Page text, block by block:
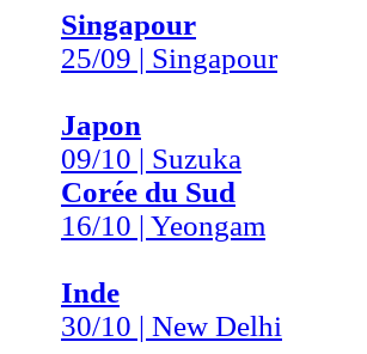
Singapour
25/09 | Singapour
Japon
09/10 | Suzuka
Corée du Sud
16/10 | Yeongam
Inde
30/10 | New Delhi